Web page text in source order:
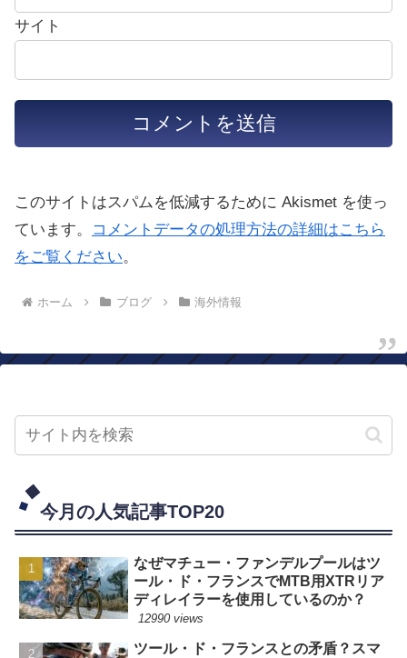
サイト
このサイトはスパムを低減するために Akismet を使っ
ています。
コメントデータの処理方法の詳細はこちら
をご覧ください。
ホーム ブログ 海外情報
今月の人気記事TOP20
なぜマチュー・ファンデルプールはツ
ール・ド・フランスでMTB用XTRリア
ディレイラーを使用しているのか？
12990 views
ツール・ド・フランスとの矛盾？スマ